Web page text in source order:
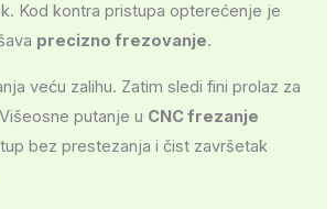
Kod kontra pristupa opterećenje je
precizno frezovanje.
veću zalihu. Zatim sledi fini prolaz za
putanje u CNC frezanje
bez prestezanja i čist završetak